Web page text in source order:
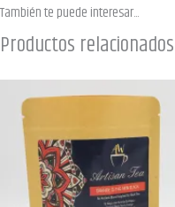
También te puede interesar...
Productos relacionados